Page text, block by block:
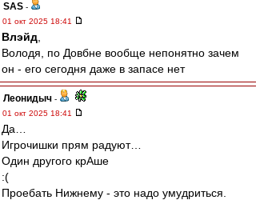
SAS -
01 окт 2025 18:41
Влэйд
Володя, по Довбне вообще непонятно зачем
он - его сегодня даже в запасе нет
Леонидыч -
01 окт 2025 18:41
Да…
Игрочишки прям радуют…
Один другого крАше
:(
Проебать Нижнему - это надо умудриться.